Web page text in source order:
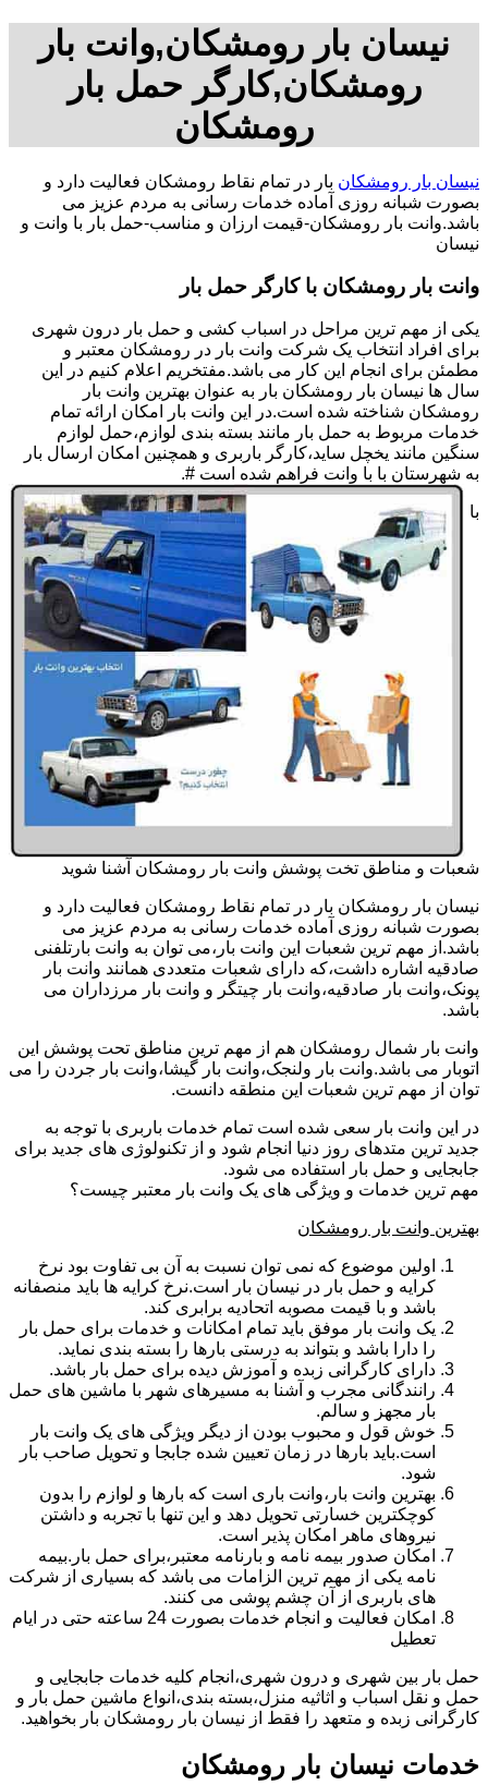
نیسان بار رومشکان,وانت بار
رومشکان,کارگر حمل بار
رومشکان
نیسان بار رومشکان بار در تمام نقاط رومشکان فعالیت دارد و
بصورت شبانه روزی آماده خدمات رسانی به مردم عزیز می
باشد.وانت بار رومشکان-قیمت ارزان و مناسب-حمل بار با وانت و
نیسان
وانت بار رومشکان با کارگر حمل بار
یکی از مهم ترین مراحل در اسباب کشی و حمل بار درون شهری
برای افراد انتخاب یک شرکت وانت بار در رومشکان معتبر و
مطمئن برای انجام این کار می باشد.مفتخریم اعلام کنیم در این
سال ها نیسان بار رومشکان بار به عنوان بهترین وانت بار
رومشکان شناخته شده است.در این وانت بار امکان ارائه تمام
خدمات مربوط به حمل بار مانند بسته بندی لوازم،حمل لوازم
سنگین مانند یخچل ساید،کارگر باربری و همچنین امکان ارسال بار
به شهرستان با با وانت فراهم شده است #.
با
شعبات و مناطق تخت پوشش وانت بار رومشکان آشنا شوید
نیسان بار رومشکان بار در تمام نقاط رومشکان فعالیت دارد و
بصورت شبانه روزی آماده خدمات رسانی به مردم عزیز می
باشد.از مهم ترین شعبات این وانت بار،می توان به وانت بارتلفنی
صادقیه اشاره داشت،که دارای شعبات متعددی همانند وانت بار
پونک،وانت بار صادقیه،وانت بار چیتگر و وانت بار مرزداران می
باشد.
وانت بار شمال رومشکان هم از مهم ترین مناطق تحت پوشش این
اتوبار می باشد.وانت بار ولنجک،وانت بار گیشا،وانت بار جردن را می
توان از مهم ترین شعبات این منطقه دانست.
در این وانت بار سعی شده است تمام خدمات باربری با توجه به
جدید ترین متدهای روز دنیا انجام شود و از تکنولوژی های جدید برای
جابجایی و حمل بار استفاده می شود.
مهم ترین خدمات و ویژگی های یک وانت بار معتبر چیست؟
بهترین وانت بار رومشکان
اولین موضوع که نمی توان نسبت به آن بی تفاوت بود نرخ
کرایه و حمل بار در نیسان بار است.نرخ کرایه ها باید منصفانه
باشد و با قیمت مصوبه اتحادیه برابری کند.
یک وانت بار موفق باید تمام امکانات و خدمات برای حمل بار
را دارا باشد و بتواند به درستی بارها را بسته بندی نماید.
دارای کارگرانی زبده و آموزش دیده برای حمل بار باشد.
رانندگانی مجرب و آشنا به مسیرهای شهر با ماشین های حمل
بار مجهز و سالم.
خوش قول و محبوب بودن از دیگر ویژگی های یک وانت بار
است.باید بارها در زمان تعیین شده جابجا و تحویل صاحب بار
شود.
بهترین وانت بار،وانت باری است که بارها و لوازم را بدون
کوچکترین خسارتی تحویل دهد و این تنها با تجربه و داشتن
نیروهای ماهر امکان پذیر است.
امکان صدور بیمه نامه و بارنامه معتبر،برای حمل بار.بیمه
نامه یکی از مهم ترین الزامات می باشد که بسیاری از شرکت
های باربری از آن چشم پوشی می کنند.
امکان فعالیت و انجام خدمات بصورت 24 ساعته حتی در ایام
تعطیل
حمل بار بین شهری و درون شهری،انجام کلیه خدمات جابجایی و
حمل و نقل اسباب و اثاثیه منزل،بسته بندی،انواع ماشین حمل بار و
کارگرانی زبده و متعهد را فقط از نیسان بار رومشکان بار بخواهید.
خدمات نیسان بار رومشکان